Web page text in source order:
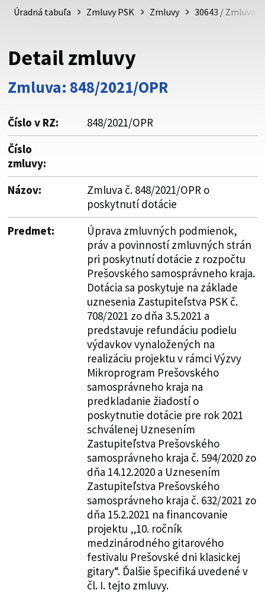
psk.sk.
Buďte pozorní a vždy sa uistite, že zdieľate informácie iba
cez zabezpečenú webovú stránku. Zabezpečená stránka
vždy začína https:// pred názvom domény webového sídla.
Úradná tabuľa Zmluvy PSK Zmluvy 30643 / Zmluva
Detail zmluvy
Zmluva: 848/2021/OPR
Číslo v RZ:
848/2021/OPR
Číslo
zmluvy:
Názov:
Zmluva č. 848/2021/OPR o
poskytnutí dotácie
Predmet:
Úprava zmluvných podmienok,
práv a povinností zmluvných strán
pri poskytnutí dotácie z rozpočtu
Prešovského samosprávneho kraja.
Dotácia sa poskytuje na základe
uznesenia Zastupiteľstva PSK č.
708/2021 zo dňa 3.5.2021 a
predstavuje refundáciu podielu
výdavkov vynaložených na
realizáciu projektu v rámci Výzvy
Mikroprogram Prešovského
samosprávneho kraja na
predkladanie žiadostí o
poskytnutie dotácie pre rok 2021
schválenej Uznesením
Zastupiteľstva Prešovského
samosprávneho kraja č. 594/2020 zo
dňa 14.12.2020 a Uznesením
Zastupiteľstva Prešovského
samosprávneho kraja č. 632/2021 zo
dňa 15.2.2021 na financovanie
projektu „10. ročník
medzinárodného gitarového
festivalu Prešovské dni klasickej
gitary“. Ďalšie špecifiká uvedené v
čl. I. tejto zmluvy.